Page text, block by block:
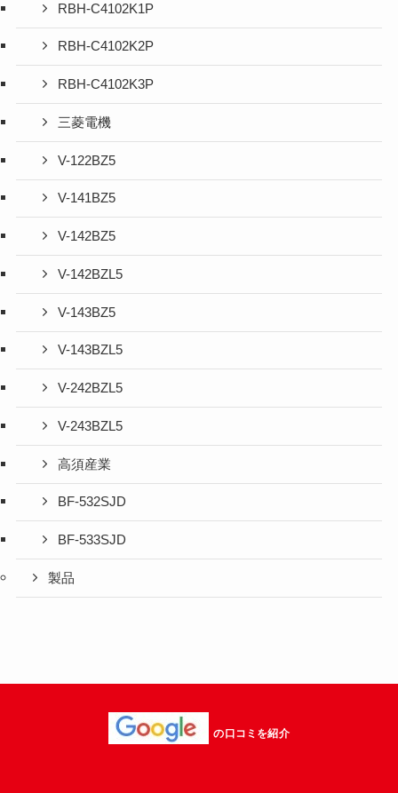
RBH-C4102K1P
RBH-C4102K2P
RBH-C4102K3P
三菱電機
V-122BZ5
V-141BZ5
V-142BZ5
V-142BZL5
V-143BZ5
V-143BZL5
V-242BZL5
V-243BZL5
高須産業
BF-532SJD
BF-533SJD
製品
の口コミを紹介